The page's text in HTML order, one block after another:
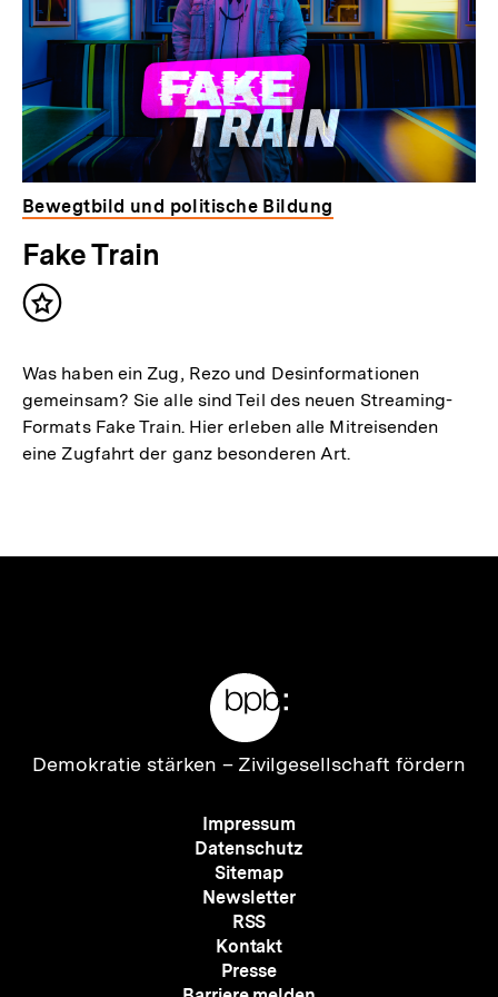
Bewegtbild und politische Bildung
Fake Train
Inhalt
Was haben ein Zug, Rezo und Desinformationen
gemeinsam? Sie alle sind Teil des neuen Streaming-
Formats Fake Train. Hier erleben alle Mitreisenden
eine Zugfahrt der ganz besonderen Art.
Zur
Demokratie stärken – Zivilgesellschaft fördern
Meta-
Navigation
Impressum
Datenschutz
Sitemap
Newsletter
RSS
Kontakt
Presse